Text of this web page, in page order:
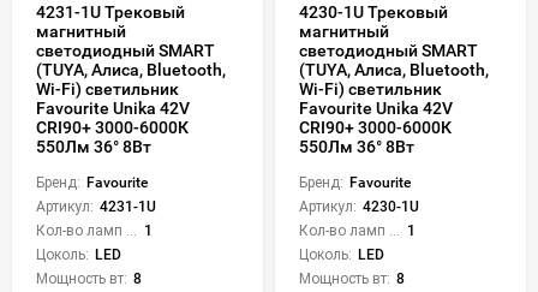
4231-1U Трековый
магнитный
светодиодный SMART
(TUYA, Алиса, Bluetooth,
Wi-Fi) светильник
Favourite Unika 42V
CRI90+ 3000-6000К
550Лм 36° 8Вт
Бренд: Favourite
Артикул: 4231-1U
1
Цоколь: LED
Мощность вт: 8
4230-1U Трековый
магнитный
светодиодный SMART
(TUYA, Алиса, Bluetooth,
Wi-Fi) светильник
Favourite Unika 42V
CRI90+ 3000-6000К
550Лм 36° 8Вт
Бренд: Favourite
Артикул: 4230-1U
1
Цоколь: LED
Мощность вт: 8